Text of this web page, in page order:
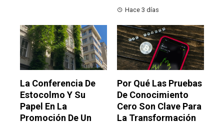
Hace 3 días
La Conferencia De
Estocolmo Y Su
Papel En La
Promoción De Un
Por Qué Las Pruebas
De Conocimiento
Cero Son Clave Para
La Transformación